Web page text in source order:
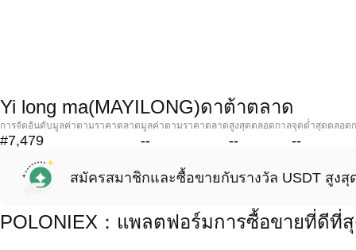
Yi long ma(MAYILONG)ดาต้าตลาด
การจัดอันดับมูลค่าตามราคาตลาด
#7,479
มูลค่าตามราคาตลาด
--
สูงสุดตลอดกาล
--
จุดต่ำสุดตลอด
--
สมัครสมาชิกและซื้อขายกับรางวัล USDT สูงสุ
POLONIEX：แพลตฟอร์มการซื้อขายที่ดีที่สุ